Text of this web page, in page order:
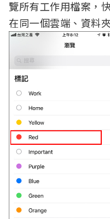
覽所有工作用檔案，
在同一個雲端、資料